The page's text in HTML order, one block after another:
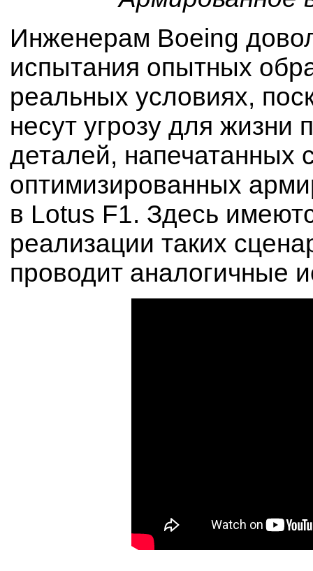
Инженерам Boeing
испытания опытных
реальных условиях,
несут угрозу для жизни
деталей, напечатанных
оптимизированных
в Lotus F1. Здесь
реализации таких
проводит аналогичные